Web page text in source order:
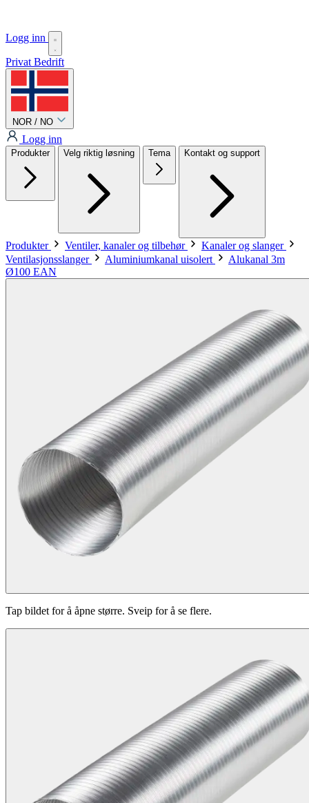
Logg inn
Privat Bedrift
NOR / NO
Logg inn
Produkter Velg riktig løsning Tema Kontakt og support
Produkter Ventiler, kanaler og tilbehør
Kanaler og slanger
Ventilasjonsslanger
Aluminiumkanal uisolert
Alukanal 3m
Ø100 EAN
Tap bildet for å åpne større. Sveip for å se flere.